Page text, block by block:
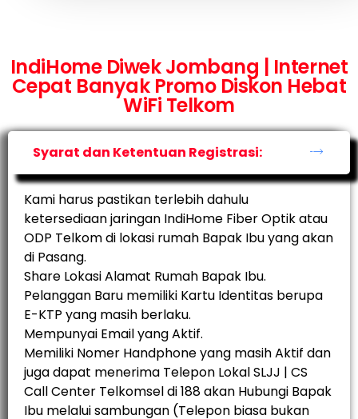
IndiHome Diwek Jombang | Internet
Cepat Banyak Promo Diskon Hebat
WiFi Telkom
Syarat dan Ketentuan Registrasi:
Kami harus pastikan terlebih dahulu
ketersediaan jaringan IndiHome Fiber Optik atau
ODP Telkom di lokasi rumah Bapak Ibu yang akan
di Pasang.
Share Lokasi Alamat Rumah Bapak Ibu.
Pelanggan Baru memiliki Kartu Identitas berupa
E-KTP yang masih berlaku.
Mempunyai Email yang Aktif.
Memiliki Nomer Handphone yang masih Aktif dan
juga dapat menerima Telepon Lokal SLJJ | CS
Call Center Telkomsel di 188 akan Hubungi Bapak
Ibu melalui sambungan (Telepon biasa bukan